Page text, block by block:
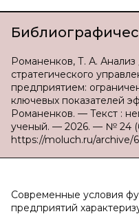
Романенков, Т. А.
стратегического
предприятием:
ключевых показателей
Романенков. — Текст :
ученый. — 2026. — № 24
https://moluch.ru/archive/
Современные условия
предприятий